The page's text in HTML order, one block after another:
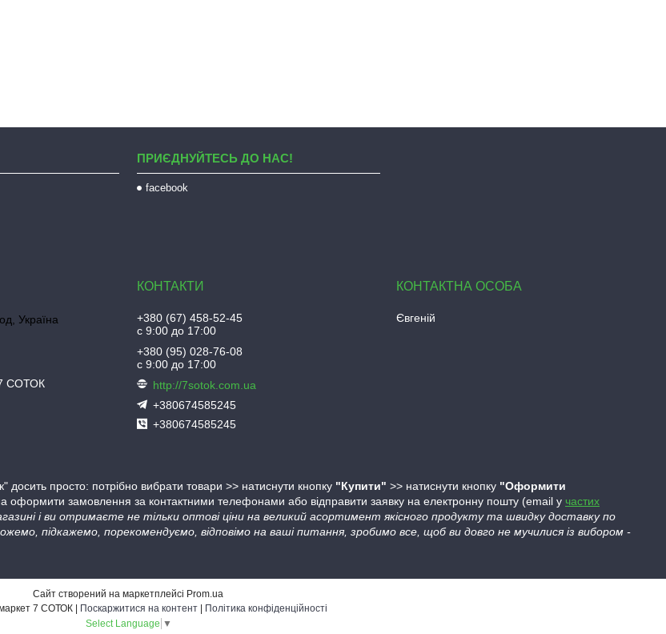
ПРИЄДНУЙТЕСЬ ДО НАС!
facebook
Україна
7 СОТОК
+380 (67) 458-52-45
с 9:00 до 17:00
+380 (95) 028-76-08
с 9:00 до 17:00
http://7sotok.com.ua
+380674585245
+380674585245
Євгеній
просто: потрібно вибрати товари >> натиснути кнопку "Купити" >> натиснути кнопку "Оформити
оформити замовлення за контактними телефонами або відправити заявку на електронну пошту (email у частих
і ви отримаєте не тільки оптові ціни на великий асортимент якісного продукту та швидку доставку по
підкажемо, порекомендуємо, відповімо на ваші питання, зробимо все, щоб ви довго не мучилися із вибором -
Сайт створений на маркетплейсі Prom.ua
Поскаржитися на контент
Політика конфіденційності
Select Language ▼